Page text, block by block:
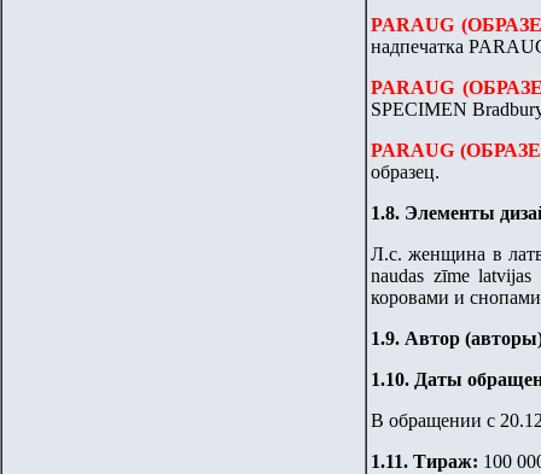
PARAUG
надпечатка
PARAUG
SPECIMEN
PARAUG
образец.
1.8. Элементы
Л.с. женщина в
naudas zīme
коровами и
1.9. Автор
1.10. Даты
В обращении с 2
1.11. Тираж: 100